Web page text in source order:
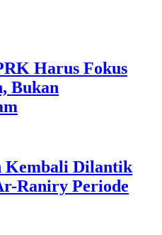
Harus Fokus
Bukan
Dilantik
Raniry Periode